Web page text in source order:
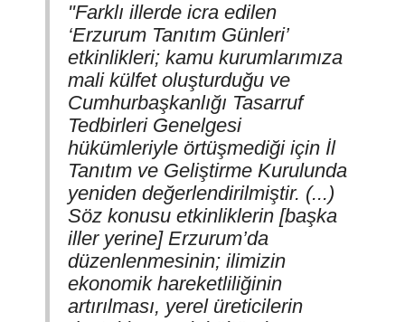
"Farklı illerde icra edilen
‘Erzurum Tanıtım Günleri’
etkinlikleri; kamu kurumlarımıza
mali külfet oluşturduğu ve
Cumhurbaşkanlığı Tasarruf
Tedbirleri Genelgesi
hükümleriyle örtüşmediği için İl
Tanıtım ve Geliştirme Kurulunda
yeniden değerlendirilmiştir. (...)
Söz konusu etkinliklerin [başka
iller yerine] Erzurum’da
düzenlenmesinin; ilimizin
ekonomik hareketliliğinin
artırılması, yerel üreticilerin